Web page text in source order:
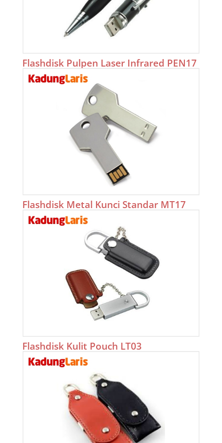
Flashdisk Pulpen Laser Infrared PEN17
Flashdisk Metal Kunci Standar MT17
Flashdisk Kulit Pouch LT03